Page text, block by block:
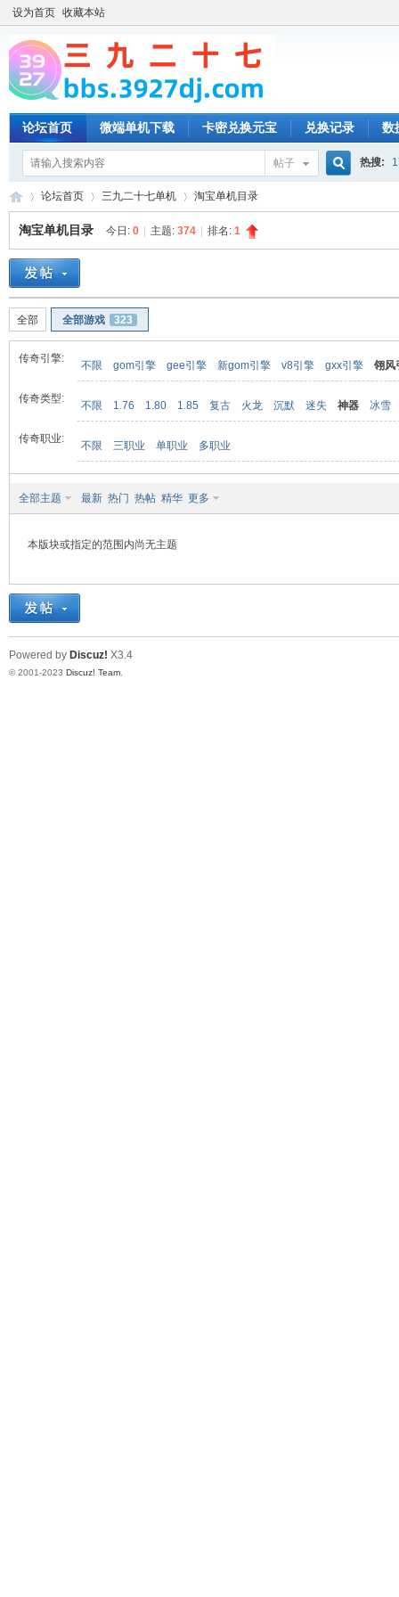
设为首页 收藏本站
论坛首页 微端单机下载 卡密兑换元宝 兑换记录 数
帖子 热搜:
»
论坛首页 三九二十七单机 淘宝单机目录
淘宝单机目录 今日: 0 主题: 374 排名: 1
全部 全部游戏 323
传奇引擎:
不限 gom引擎 gee引擎 新gom引擎 v8引擎 gxx引擎 翎风
传奇类型:
不限 1.76 1.80 1.85 复古 火龙 沉默 迷失 神器 冰雪
传奇职业:
不限 三职业 单职业 多职业
全部主题 最新 热门 热帖 精华 更多
本版块或指定的范围内尚无主题
Powered by Discuz! X3.4
© 2001-2023 Discuz! Team.